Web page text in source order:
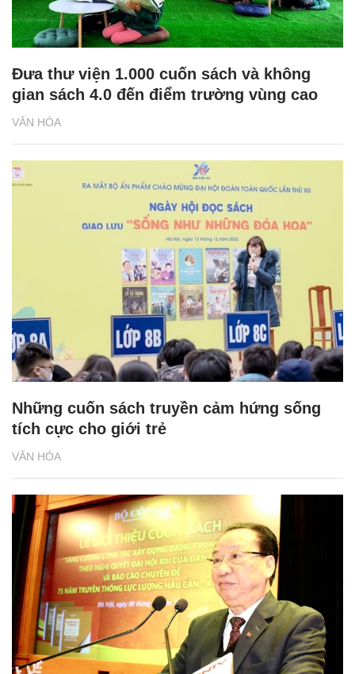
VĂN HÓA
Đưa thư viện 1.000 cuốn sách và không
gian sách 4.0 đến điểm trường vùng cao
VĂN HÓA
Những cuốn sách truyền cảm hứng sống
tích cực cho giới trẻ